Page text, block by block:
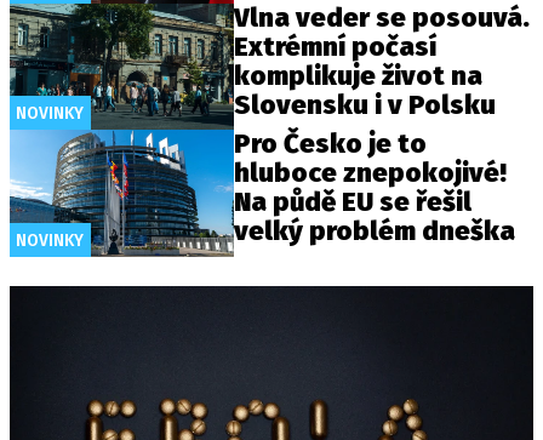
NOVINKY
Vlna veder se posouvá.
Extrémní počasí
komplikuje život na
Slovensku i v Polsku
NOVINKY
Pro Česko je to
hluboce znepokojivé!
Na půdě EU se řešil
velký problém dneška